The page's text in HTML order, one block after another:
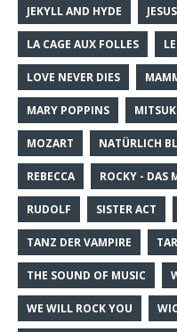
JEKYLL AND HYDE
LA CAGE AUX FOLLES
LOVE NEVER DIES
MARY POPPINS
MOZART NATÜRLICH
REBECCA ROCKY - DAS
RUDOLF SISTER ACT
TANZ DER VAMPIRE
THE SOUND OF MUSIC
WE WILL ROCK YOU